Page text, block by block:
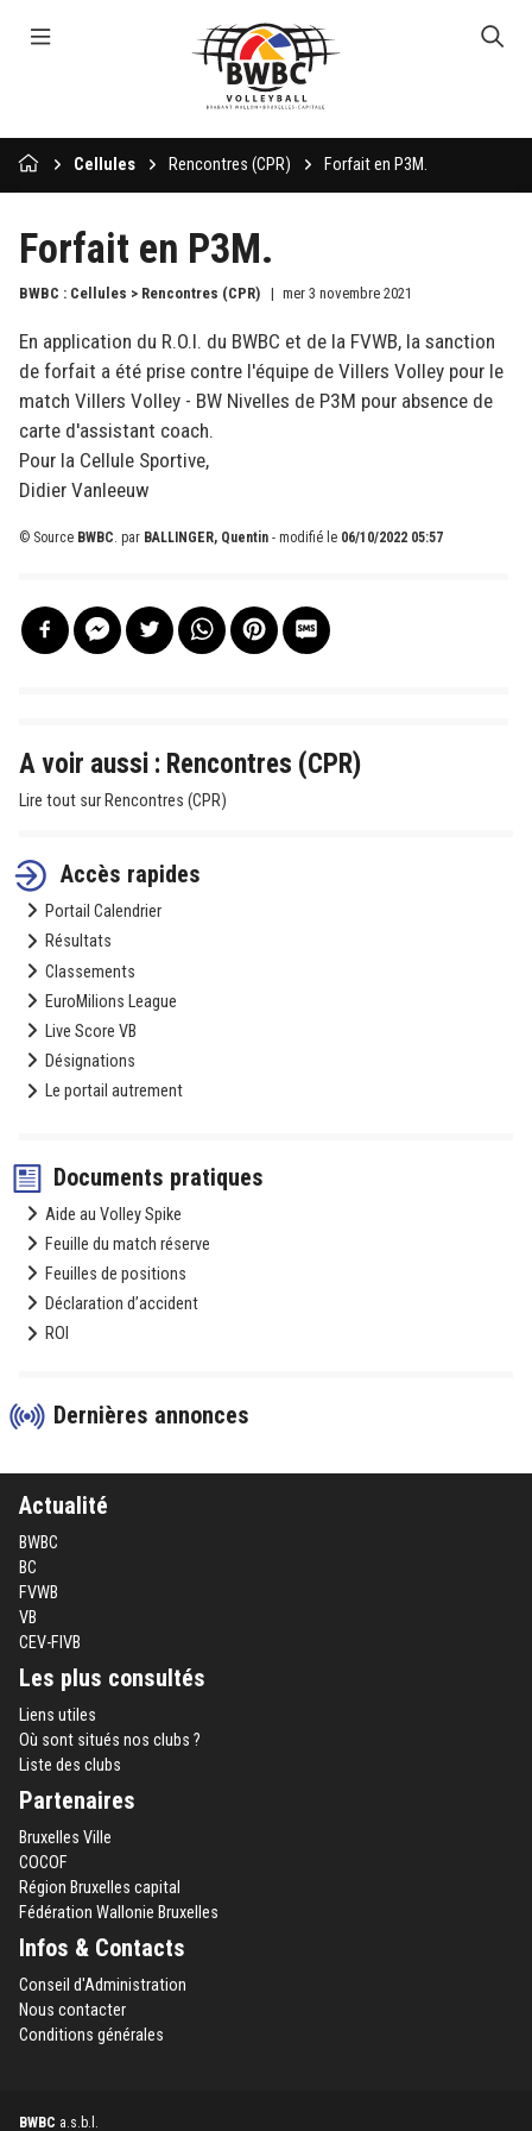
Cellules Rencontres (CPR) Forfait en P3M.
Forfait en P3M.
BWBC : Cellules > Rencontres (CPR) mer 3 novembre 2021
En application du R.O.I. du BWBC et de la FVWB, la sanction
de forfait a été prise contre l'équipe de Villers Volley pour le
match Villers Volley - BW Nivelles de P3M pour absence de
carte d'assistant coach.
Pour la Cellule Sportive,
Didier Vanleeuw
© Source BWBC par BALLINGER, Quentin - modifié le 06/10/2022 05:57
A voir aussi : Rencontres (CPR)
Lire tout sur Rencontres (CPR)
Accès rapides
Portail Calendrier
Résultats
Classements
EuroMilions League
Live Score VB
Désignations
Le portail autrement
Documents pratiques
Aide au Volley Spike
Feuille du match réserve
Feuilles de positions
Déclaration d’accident
ROI
Dernières annonces
Actualité
BWBC
BC
FVWB
VB
CEV-FIVB
Les plus consultés
Liens utiles
Où sont situés nos clubs ?
Liste des clubs
Partenaires
Bruxelles Ville
COCOF
Région Bruxelles capital
Fédération Wallonie Bruxelles
Infos & Contacts
Conseil d'Administration
Nous contacter
Conditions générales
BWBC a.s.b.l.